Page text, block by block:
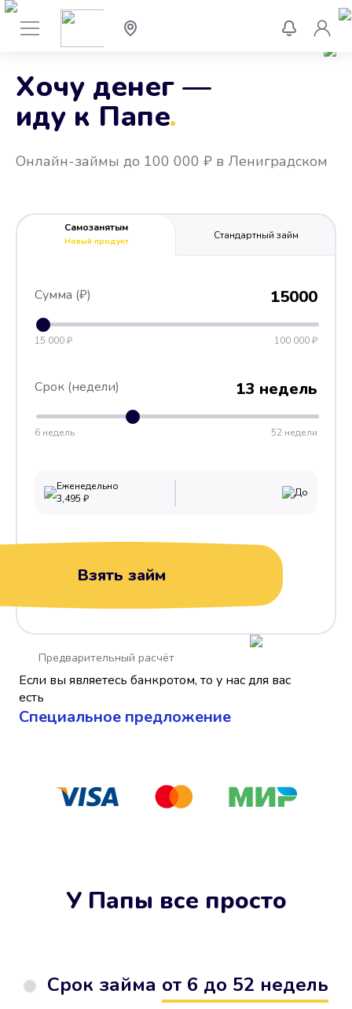
Хочу денег —
иду к Папе
.
Онлайн-займы до 100 000 ₽ в Лениградском
Самозанятым
Новый продукт
Стандартный займ
Сумма (₽) 15000
15 000 ₽ 100 000 ₽
Срок (недели) 13 недель
6 недель 52 недели
Еженедельно
3,495 ₽ До
Взять займ
Если вы являетесь банкротом, то у нас для вас
есть
Cпециальное предложение
Предварительный расчёт
У Папы все просто
Срок займа от 6 до 52 недель